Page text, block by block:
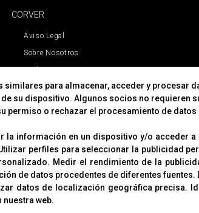
CORVER
Aviso Legal
Sobre Nosotros
Política De Privacidad
2019
para almacenar, acceder y procesar
su dispositivo. Algunos socios no requieren
permiso o rechazar el procesamiento de datos
la información en un dispositivo y/o acceder a
perfiles para seleccionar la publicidad
. Medir el rendimiento de la
de datos procedentes de diferentes fuentes.
datos de localización geográfica precisa.
nuestra web.